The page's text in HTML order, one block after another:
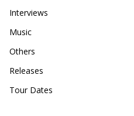
Interviews
Music
Others
Releases
Tour Dates